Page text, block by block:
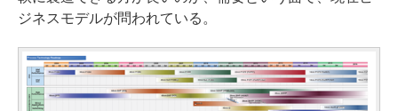
ジネスモデルが問われている。